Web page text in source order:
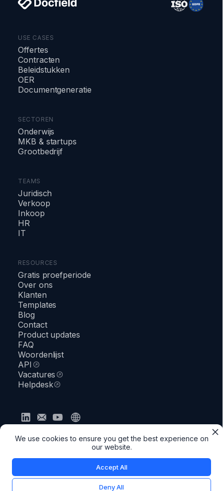
USE CASES
Offertes
Contracten
Beleidstukken
OER
Documentgeneratie
SECTOREN
Onderwijs
MKB & startups
Grootbedrijf
TEAMS
Juridisch
Verkoop
Inkoop
HR
IT
RESOURCES
Gratis proefperiode
Over ons
Klanten
Templates
Blog
Contact
Product updates
FAQ
Woordenlijst
API
Vacatures
Helpdesk
●Status
© 2026 Docfield. Better documents in less time.
We use cookies to ensure you get the best experience on
our website.
Deny All
Accept All